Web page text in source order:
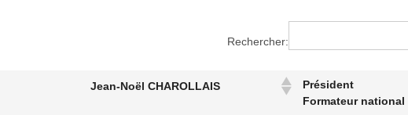
Rechercher:
Jean-Noël CHAROLLAIS
Président
Formateur national